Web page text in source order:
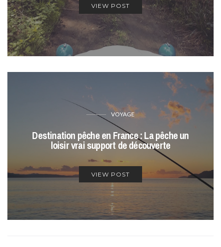
VIEW POST
VOYAGE
Destination pêche en France : La pêche un
loisir vrai support de découverte
VIEW POST